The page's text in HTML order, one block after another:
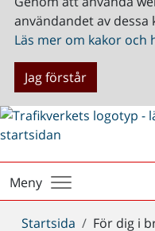
användandet av dessa
Läs mer om kakor och
Jag förstår
Meny
Du
Startsida För dig i